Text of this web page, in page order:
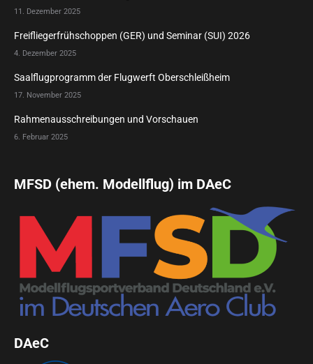
11. Dezember 2025
Freifliegerfrühschoppen (GER) und Seminar (SUI) 2026
4. Dezember 2025
Saalflugprogramm der Flugwerft Oberschleißheim
17. November 2025
Rahmenausschreibungen und Vorschauen
6. Februar 2025
MFSD (ehem. Modellflug) im DAeC
DAeC